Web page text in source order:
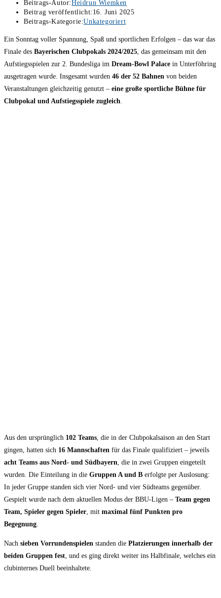
Beitrags-Autor:Heidrun Wiemken
Beitrag veröffentlicht: 16. Juni 2025
Beitrags-Kategorie:Unkategoriert
Ein Sonntag voller Spannung, Spaß und sportlichen Erfolgen – das war das
Finale des Bayerischen Clubpokals 2024/2025, das gemeinsam mit den
Aufstiegsspielen zur 2. Bundesliga im Dream-Bowl Palace in Unterföhring
ausgetragen wurde. Insgesamt wurden 46 der 52 Bahnen von beiden
Veranstaltungen gleichzeitig genutzt – eine große sportliche Bühne für
Clubpokal und Aufstiegsspiele zugleich.
Aus den ursprünglich 102 Teams , die in der Clubpokalsaison an den Start
gingen, hatten sich 16 Mannschaften für das Finale qualifiziert – jeweils
acht Teams aus Nord- und Südbayern , die in zwei Gruppen eingeteilt
wurden. Die Einteilung in die Gruppen A und B erfolgte per Auslosung:
In jeder Gruppe standen sich vier Nord- und vier Südteams gegenüber.
Gespielt wurde nach dem aktuellen Modus der BBU-Ligen – Team gegen
Team, Spieler gegen Spieler , mit maximal fünf Punkten pro
Begegnung
Nach sieben Vorrundenspielen standen die Platzierungen innerhalb der
beiden Gruppen fest , und es ging direkt weiter ins Halbfinale, welches ein
clubinternes Duell beeinhaltete.